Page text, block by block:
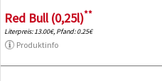
Red Bull (0,25l)**
Literpreis: 13.00€, Pfand: 0.25€
Produktinfo